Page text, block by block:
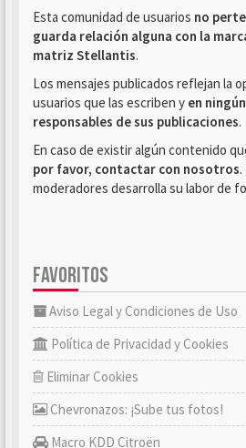
Esta comunidad de usuarios no
guarda relación alguna con la
matriz Stellantis.
Los mensajes publicados reflejan la
usuarios que las escriben y en
responsables de sus publicaciones.
En caso de existir algún contenido
por favor, contactar con nosotros
moderadores desarrolla su labor de
FAVORITOS
Aviso Legal y Condiciones de Uso
Política de Privacidad y Cookies
Eliminar Cookies
Chevronazos: ¡Sube tus fotos!
Macro KDD Citroën